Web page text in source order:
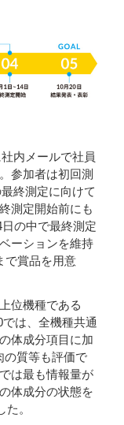
内メールで社員
参加者は初回測
終測定に向けて
測定開始前にも
の中で最終測定
ーションを維持
で賞品を用意
位機種である
は、全機種共通
体成分項目に加
の質等も評価で
は最も情報量が
体成分の状態を
。